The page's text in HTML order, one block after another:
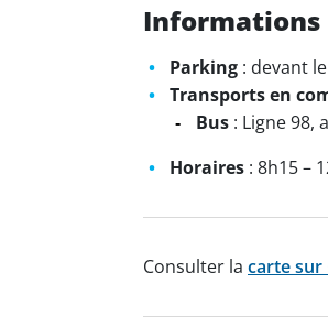
Informations
Parking : devant
Transports en
Bus : Ligne 98,
Horaires : 8h15 –
Consulter la carte sur